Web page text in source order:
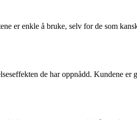
er enkle å bruke, selv for de som
de har oppnådd. Kundene er